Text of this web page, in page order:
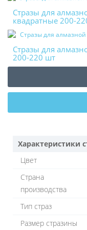
Стразы для
квадратные 200-
Стразы для
200-220 шт
Характеристики
Цвет
Страна
производства
Тип страз
Размер стразины